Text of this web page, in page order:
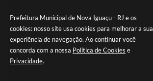
Prefeitura Municipal de Nova Iguaçu - RJ e os
cookies: nosso site usa cookies para melhorar a sua
experiência de navegação. Ao continuar você
concorda com a nossa Política de Cookies e
Privacidade.